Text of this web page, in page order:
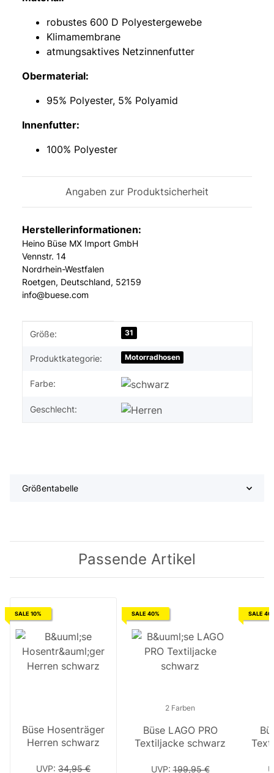
robustes 600 D Polyestergewebe
Klimamembrane
atmungsaktives Netzinnenfutter
Obermaterial:
95% Polyester, 5% Polyamid
Innenfutter:
100% Polyester
Angaben zur Produktsicherheit
Herstellerinformationen:
Heino Büse MX Import GmbH
Vennstr. 14
Nordrhein-Westfalen
Roetgen, Deutschland, 52159
info@buese.com
Produkteigenschaft
Wert
Größe: 31
Produktkategorie: Motorradhosen
Farbe:
Geschlecht:
Größentabelle
Passende Artikel
SALE 10%
Büse Hosenträger
Herren schwarz
UVP: 34,95 €
SALE 40%
2 Farben
Büse LAGO PRO
Textiljacke schwarz
UVP:199,95 €
SALE